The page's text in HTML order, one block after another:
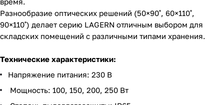
Разнообразие оптических решений (50×90˚, 60×110˚,
90×110˚) делает серию LAGERN отличным выбором для
складских помещений с различными типами хранения.
Технические характеристики:
Напряжение питания: 230 В
Мощность: 100, 150, 200, 250 Вт